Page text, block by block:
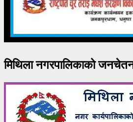
मिथिला नगरपालिकाको